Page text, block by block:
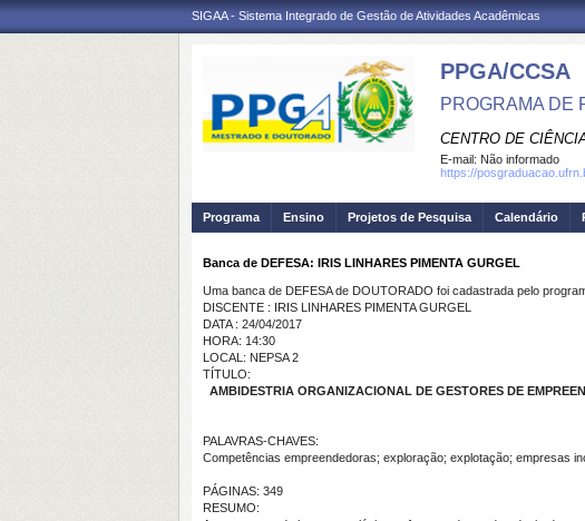
SIGAA - Sistema Integrado de Gestão de Atividades Acadêmicas
PPGA/CCSA
PROGRAMA DE
CENTRO DE
E-mail: Não informado
https://
Programa Ensino Projetos de Pesquisa Calendário
Banca de DEFESA: IRIS LINHARES PIMENTA GURGEL
Uma banca de DEFESA de DOUTORADO foi cadastrada pelo
DISCENTE : IRIS LINHARES PIMENTA GURGEL
DATA : 24/04/2017
HORA: 14:30
LOCAL: NEPSA 2
TÍTULO:
AMBIDESTRIA ORGANIZACIONAL DE GESTORES DE
PALAVRAS-CHAVES:
Competências empreendedoras; exploração; explotação; empresas
PÁGINAS: 349
RESUMO: